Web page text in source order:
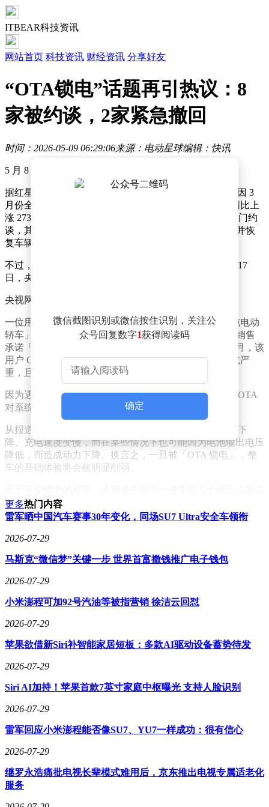
ITBEAR科技资讯
网站首页 科技资讯 财经资讯 分享好友
“OTA锁电”话题再引热议：8
家被约谈，2家紧急撤回
时间：2026-05-09 06:29:06来源：电动星球编辑：快讯
5 月 8 日，一则新闻突然在中文互联网被引爆。
据红星新闻、新浪科技、IT 之家、钛媒体等媒体报道，因 3
月份全国 12315 平台关于车企 OTA 锁电的投诉激增（同比上
涨 273%），达 1.2 万件，最终 8 家新能源车企被监管部门约
谈，其中 3 家因违规被立案调查，2 家承诺撤回 OTA，并恢
复车辆性能。
不过，电动星球往前溯源新闻源头，发现原来早在 4 月 17
日，央视网就已经有过相关报道。
央视网的原始报道讲述了这样一个典型的用户故事：
一位用户购买了「某 20 万元主流新能源品牌的紧凑型纯电动
轿车」，购买时车企宣称 CLTC 续航能达到 510km，且销售
承诺「实际可用续航不低于 420km」；直至 2025 年 12 月，该
用户 OTA 升级后感觉续航变得不正常，表现为续航衰减严
重，且充电速度变慢。
因为遇到了有同样类似的车友，该用户怀疑是车企通过 OTA
对系统「锁电」，导致性能下降。
从报道来看，电动车被「OTA 锁电」的症状体现在续航下
降、充电速度变慢，而在某些情况下也可能因为电池输出电压
降低，而造成动力下降。换言之，一旦被「OTA 锁电」，整
车的基础体验将会被明显削弱。
要有几点。
首先，通过锁电降低电池出现故障的风险，乃至以牺牲性能的
方式延长电池寿命，尽可能避过「8 年/12 万公里衰减 20% 免
百万级别的车企，一年节省数十亿元的质保支出。
第二个原因则是，通过「锁电」来统一新旧款车型电池参数，
降低售后运维的复杂程度。
根据以往的经验来看，尤其是结合 2021 年闹得沸沸扬扬的
电」现象，出发点都是掩盖电池性能下降带来的风险，尽可能
曾多次出现自燃事件。在当时，威马并未选择批量召回问题车
型更换电池包，而是通过 OTA 锁电——限制充电上限和放电
接着，时间来到 2024 年底，某新能源车品牌的老款产品被车
微信截图识别或微信按住识别，关注公
众号回复数字1获得阅读码
确定
更多热门内容
雷军晒中国汽车赛事30年变化，同场SU7 Ultra安全车领衔
2026-07-29
马斯克“微信梦”关键一步 世界首富撒钱推广电子钱包
2026-07-29
小米澎程可加92号汽油等被指营销 徐洁云回怼
2026-07-29
苹果欲借新Siri补智能家居短板：多款AI驱动设备蓄势待发
2026-07-29
Siri AI加持！苹果首款7英寸家庭中枢曝光 支持人脸识别
2026-07-29
雷军回应小米澎程能否像SU7、YU7一样成功：很有信心
2026-07-29
继罗永浩痛批电视长辈模式难用后，京东推出电视专属适老化
服务